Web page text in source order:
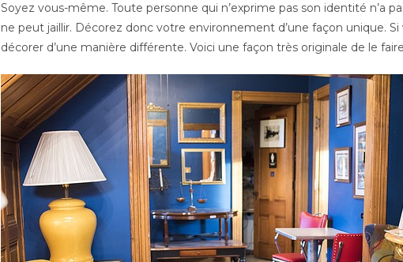
Soyez vous-même. Toute personne qui n’exprime pas son identité n’a
ne peut jaillir. Décorez donc votre environnement d’une façon unique.
décorer d’une manière différente. Voici une façon très originale de le